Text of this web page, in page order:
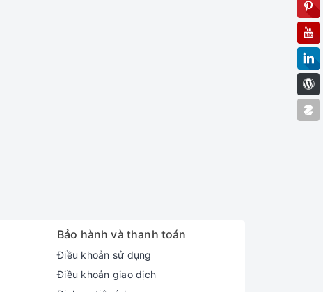
Bảo hành và thanh toán
Điều khoản sử dụng
Điều khoản giao dịch